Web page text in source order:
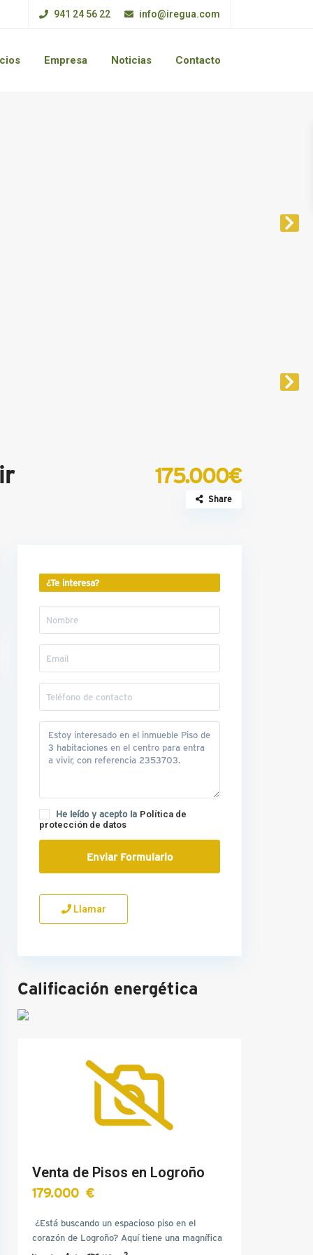
941 24 56 22 info@iregua.com
Empresa Noticias Contacto
175.000€
Share
¿Te interesa?
He leído y acepto la Política de
protección de datos
Llamar
Calificación energética
Venta de Pisos en Logroño
179.000 €
¿Está buscando un espacioso piso en el
corazón de Logroño? Aquí tiene una magnífica
oportunidad en…